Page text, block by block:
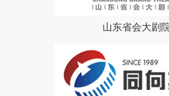
山东省会大剧